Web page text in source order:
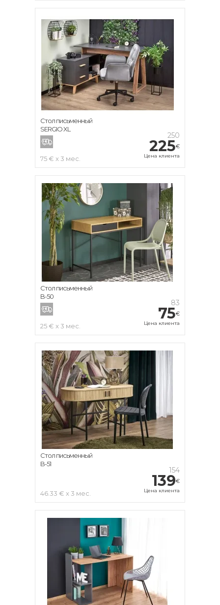
250
225€
Цена клиента
75 € x 3 мес.
Стол письменный
SERGIO XL
83
75€
Цена клиента
25 € x 3 мес.
Стол письменный
B-50
154
139€
Цена клиента
46.33 € x 3 мес.
Стол письменный
B-51